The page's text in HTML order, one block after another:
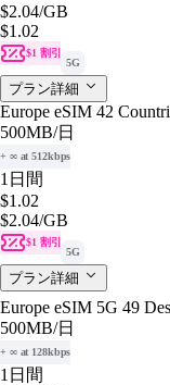
$2.04/GB
$1.02
$1 割引
5G
プラン詳細
Europe eSIM 42
500MB/日
+ ∞ at 512kbps
1日間
$1.02
$2.04/GB
$1 割引
5G
プラン詳細
Europe eSIM 5G 49
500MB/日
+ ∞ at 128kbps
1日間